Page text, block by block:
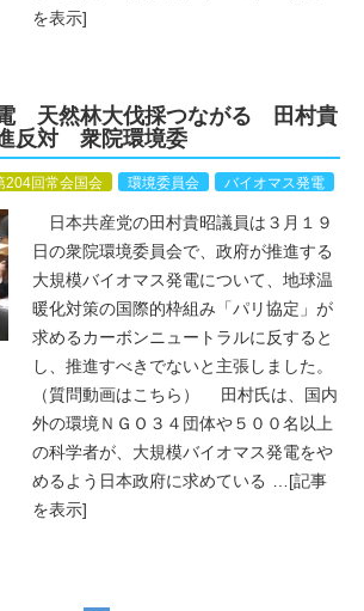
を表示]
天然林大伐採つながる 田村貴
反対 衆院環境委
204回常会国会 環境委員会 バイオマス発電
日本共産党の田村貴昭議員は３月１９
日の衆院環境委員会で、政府が推進する
大規模バイオマス発電について、地球温
暖化対策の国際的枠組み「パリ協定」が
求めるカーボンニュートラルに反すると
し、推進すべきでないと主張しました。
（質問動画はこちら） 田村氏は、国内
外の環境ＮＧＯ３４団体や５００名以上
の科学者が、大規模バイオマス発電をや
めるよう日本政府に求めている … [記事
を表示]